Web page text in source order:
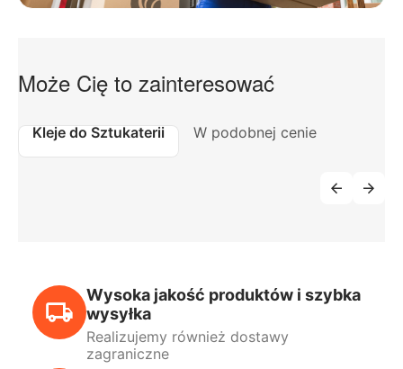
Może Cię to zainteresować
Kleje do Sztukaterii W podobnej cenie
Wysoka jakość produktów i szybka
wysyłka
Realizujemy również dostawy
zagraniczne